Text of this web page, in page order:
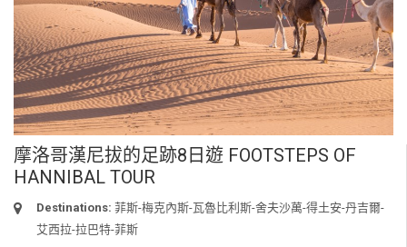
摩洛哥漢尼拔的足跡8日遊 FOOTSTEPS OF
HANNIBAL TOUR
Destinations: 菲斯-梅克內斯-瓦魯比利斯-舍夫沙萬-得土安-丹吉爾-
艾西拉-拉巴特-菲斯